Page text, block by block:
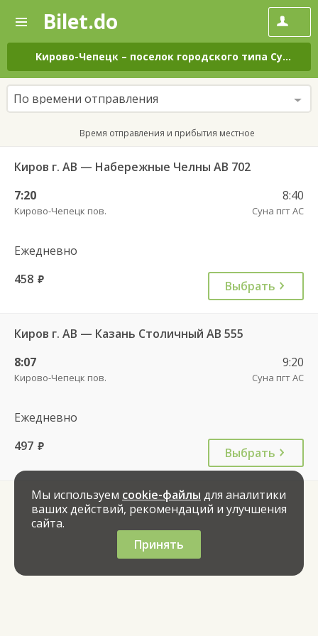
—
Поиск
и
покупка
билетов
на
автобус
онлайн
Bilet.do
Кирово-Чепецк – поселок городского типа Суна
По времени отправления
Время отправления и прибытия местное
Киров г. АВ — Набережные Челны АВ 702
7:20
Кирово-Чепецк пов.
8:40
Суна пгт АС
Ежедневно
458 руб. Выбрать
Киров г. АВ — Казань Столичный АВ 555
8:07
Кирово-Чепецк пов.
9:20
Суна пгт АС
Ежедневно
497 руб. Выбрать
Мы используем cookie-файлы для аналитики
ваших действий, рекомендаций и улучшения
сайта.
Принять